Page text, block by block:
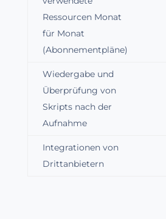
Ressourcen Monat
für Monat
(Abonnementpläne)
Wiedergabe und
Überprüfung von
Skripts nach der
Aufnahme
Integrationen von
Drittanbietern